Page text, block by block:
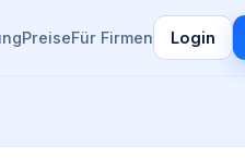
PreiseFür Firmen Login